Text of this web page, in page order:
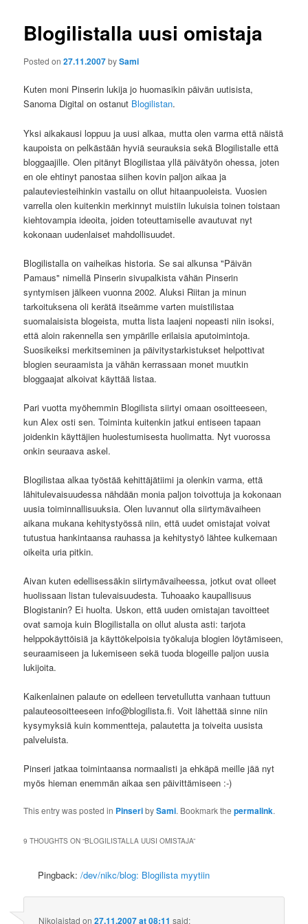
Blogilistalla uusi omistaja
Posted on27.11.2007bySami
Kuten moni Pinserin lukija jo huomasikin päivän uutisista,
Sanoma Digital on ostanut Blogilistan.
Yksi aikakausi loppuu ja uusi alkaa, mutta olen varma että näistä
kaupoista on pelkästään hyviä seurauksia sekä Blogilistalle että
bloggaajille. Olen pitänyt Blogilistaa yllä päivätyön ohessa, joten
en ole ehtinyt panostaa siihen kovin paljon aikaa ja
palauteviesteihinkin vastailu on ollut hitaanpuoleista. Vuosien
varrella olen kuitenkin merkinnyt muistiin lukuisia toinen toistaan
kiehtovampia ideoita, joiden toteuttamiselle avautuvat nyt
kokonaan uudenlaiset mahdollisuudet.
Blogilistalla on vaiheikas historia. Se sai alkunsa "Päivän
Pamaus" nimellä Pinserin sivupalkista vähän Pinserin
syntymisen jälkeen vuonna 2002. Aluksi Riitan ja minun
tarkoituksena oli kerätä itseämme varten muistilistaa
suomalaisista blogeista, mutta lista laajeni nopeasti niin isoksi,
että aloin rakennella sen ympärille erilaisia aputoimintoja.
Suosikeiksi merkitseminen ja päivitystarkistukset helpottivat
blogien seuraamista ja vähän kerrassaan monet muutkin
bloggaajat alkoivat käyttää listaa.
Pari vuotta myöhemmin Blogilista siirtyi omaan osoitteeseen,
kun Alex osti sen. Toiminta kuitenkin jatkui entiseen tapaan
joidenkin käyttäjien huolestumisesta huolimatta. Nyt vuorossa
onkin seuraava askel.
Blogilistaa alkaa työstää kehittäjätiimi ja olenkin varma, että
lähitulevaisuudessa nähdään monia paljon toivottuja ja kokonaan
uusia toiminnallisuuksia. Olen luvannut olla siirtymävaiheen
aikana mukana kehitystyössä niin, että uudet omistajat voivat
tutustua hankintaansa rauhassa ja kehitystyö lähtee kulkemaan
oikeita uria pitkin.
Aivan kuten edellisessäkin siirtymävaiheessa, jotkut ovat olleet
huolissaan listan tulevaisuudesta. Tuhoaako kaupallisuus
Blogistanin? Ei huolta. Uskon, että uuden omistajan tavoitteet
ovat samoja kuin Blogilistalla on ollut alusta asti: tarjota
helppokäyttöisiä ja käyttökelpoisia työkaluja blogien löytämiseen,
seuraamiseen ja lukemiseen sekä tuoda blogeille paljon uusia
lukijoita.
Kaikenlainen palaute on edelleen tervetullutta vanhaan tuttuun
palauteosoitteeseen info@blogilista.fi. Voit lähettää sinne niin
kysymyksiä kuin kommentteja, palautetta ja toiveita uusista
palveluista.
Pinseri jatkaa toimintaansa normaalisti ja ehkäpä meille jää nyt
myös hieman enemmän aikaa sen päivittämiseen :-)
This entry was posted in PinseribySami. Bookmark thepermalink.
9 THOUGHTS ON “BLOGILISTALLA UUSI OMISTAJA”
Pingback:/dev/nikc/blog: Blogilista myytiin
Nikolaistad on27.11.2007 at 08:11 said: